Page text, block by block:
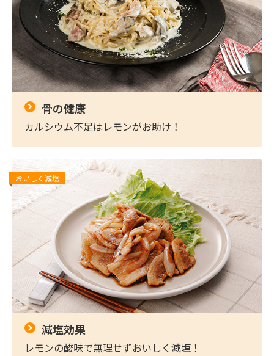
骨の健康
カルシウム不足はレモンがお助け！
おいしく減塩
減塩効果
レモンの酸味で無理せずおいしく減塩！